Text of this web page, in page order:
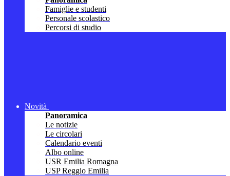
Famiglie e studenti
Personale scolastico
Percorsi di studio
Novità
Panoramica
Le notizie
Le circolari
Calendario eventi
Albo online
USR Emilia Romagna
USP Reggio Emilia